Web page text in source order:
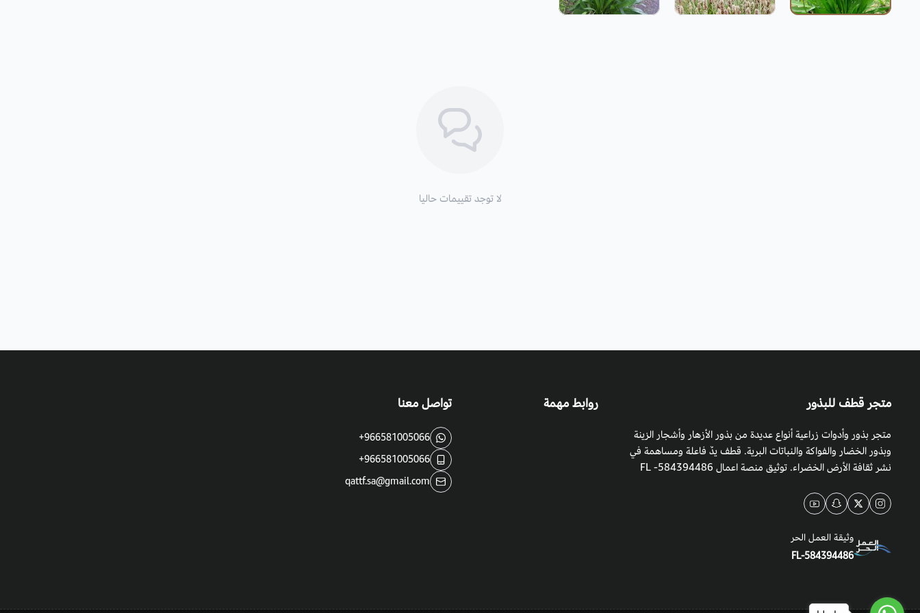
لا توجد تقييمات حاليا
متجر قطف للبذور
متجر بذور وأدوات زراعية أنواع عديدة من بذور الأزهار وأشجار الزينة
وبذور الخضار والفواكة والنباتات البرية. قطف يدٌ فاعلة ومساهمة في
نشر ثقافة الأرض الخضراء. توثيق منصة اعمال 584394486- FL
وثيقة العمل الحر
FL-584394486
روابط مهمة تواصل معنا
+966581005066
+966581005066
qattf.sa@gmail.com